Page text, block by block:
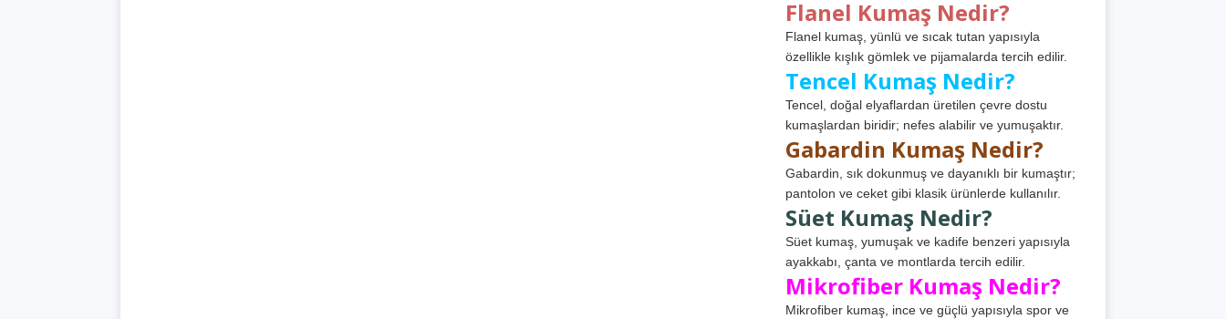
Flanel Kumaş Nedir?
Flanel kumaş, yünlü ve sıcak tutan yapısıyla
özellikle kışlık gömlek ve pijamalarda tercih edilir.
Tencel Kumaş Nedir?
Tencel, doğal elyaflardan üretilen çevre dostu
kumaşlardan biridir; nefes alabilir ve yumuşaktır.
Gabardin Kumaş Nedir?
Gabardin, sık dokunmuş ve dayanıklı bir kumaştır;
pantolon ve ceket gibi klasik ürünlerde kullanılır.
Süet Kumaş Nedir?
Süet kumaş, yumuşak ve kadife benzeri yapısıyla
ayakkabı, çanta ve montlarda tercih edilir.
Mikrofiber Kumaş Nedir?
Mikrofiber kumaş, ince ve güçlü yapısıyla spor ve